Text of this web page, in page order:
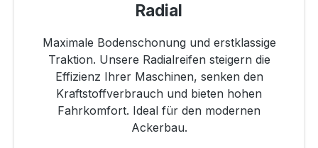
Radial
Maximale Bodenschonung und erstklassige
Traktion. Unsere Radialreifen steigern die
Effizienz Ihrer Maschinen, senken den
Kraftstoffverbrauch und bieten hohen
Fahrkomfort. Ideal für den modernen
Ackerbau.